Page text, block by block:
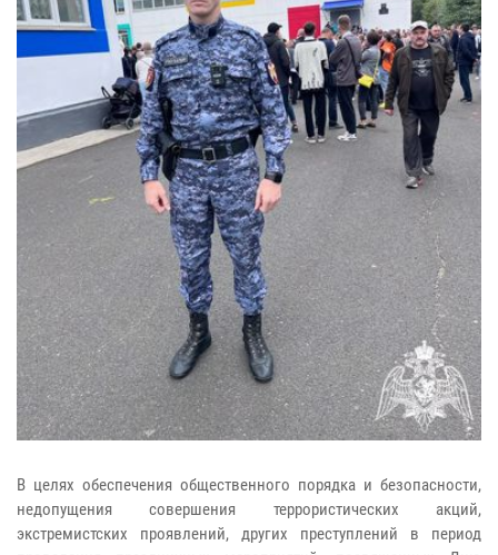
В целях обеспечения общественного порядка и безопасности,
недопущения совершения террористических акций,
экстремистских проявлений, других преступлений в период